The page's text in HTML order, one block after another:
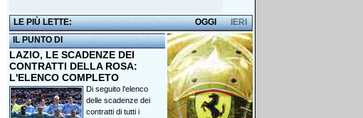
LE PIÙ LETTE: IERI
OGGI
IL PUNTO DI
LAZIO, LE SCADENZE DEI
CONTRATTI DELLA ROSA:
L'ELENCO COMPLETO
Di seguito l'elenco
delle scadenze dei
contratti di tutti i